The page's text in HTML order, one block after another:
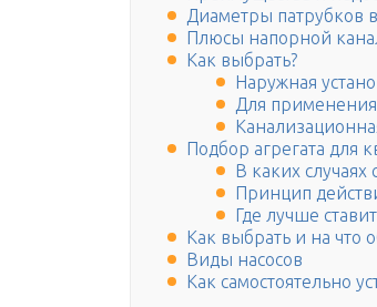
Диаметры патрубков
Плюсы напорной
Как выбрать?
Наружная
Для
Подбор агрегата для
В каких случаях
Принцип
Где лучше
Как выбрать и на что
Виды насосов
Как самостоятельно